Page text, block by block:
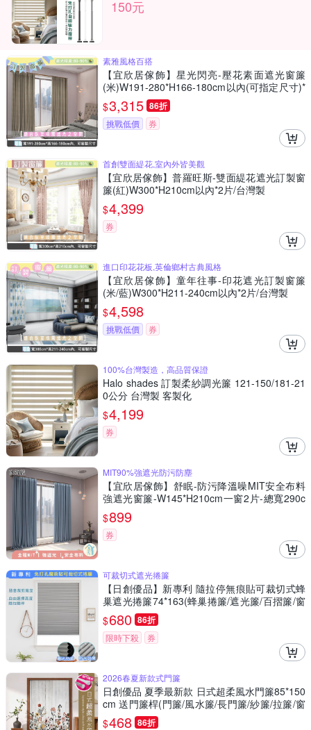
150元
素雅風格百搭
【宜欣居傢飾】星光閃亮-壓花素面遮光窗簾
(米)W191-280*H166-180cm以內(可指定尺寸)*
2片/遮光/摺景/半腰/窗簾/台灣製MIT
$3,315 86折
挑戰低價 券
首創雙面緹花,室內外皆美觀
【宜欣居傢飾】普羅旺斯-雙面緹花遮光訂製窗
簾(紅)W300*H210cm以內*2片/台灣製
$4,399
券
進口印花花板,英倫鄉村古典風格
【宜欣居傢飾】童年往事-印花遮光訂製窗簾
(米/藍)W300*H211-240cm以內*2片/台灣製
$4,598
挑戰低價 券
100%台灣製造，高品質保證
Halo shades 訂製柔紗調光簾 121-150/181-21
0公分 台灣製 客製化
$4,199
券
MIT90%強遮光防污防塵
【宜欣居傢飾】舒眠-防污降溫噪MIT安全布料
強遮光窗簾-W145*H210cm一窗2片-總寬290c
m(窗簾/拉簾/門簾/隔間/除舊佈新)
$899
券
可裁切式遮光捲簾
【日創優品】新專利 隨拉停無痕貼可裁切式蜂
巢遮光捲簾74*163(蜂巢捲簾/遮光簾/百摺簾/窗
簾/門簾)
$680 86折
限時下殺 券
2026春夏新款式門簾
日創優品 夏季最新款 日式超柔風水門簾85*150
cm 送門簾桿(門簾/風水簾/長門簾/紗簾/拉簾/窗
簾)
$468 86折